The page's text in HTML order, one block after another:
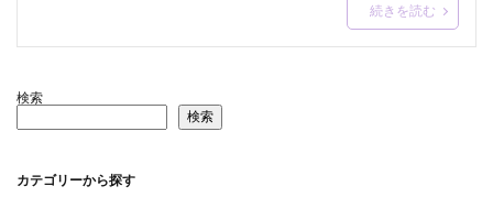
続きを読む
検索
検索
カテゴリーから探す